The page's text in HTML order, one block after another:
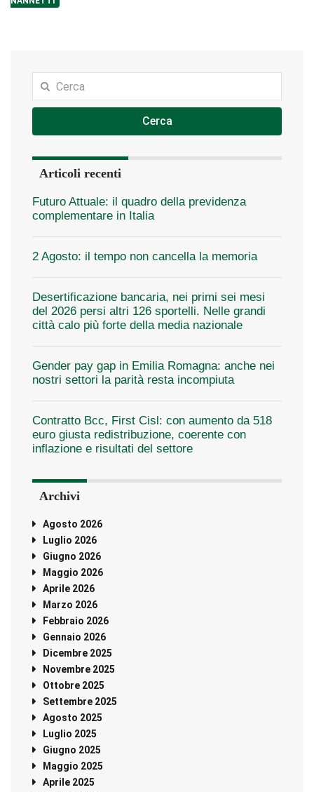
Cerca
Articoli recenti
Futuro Attuale: il quadro della previdenza
complementare in Italia
2 Agosto: il tempo non cancella la memoria
Desertificazione bancaria, nei primi sei mesi
del 2026 persi altri 126 sportelli. Nelle grandi
città calo più forte della media nazionale
Gender pay gap in Emilia Romagna: anche nei
nostri settori la parità resta incompiuta
Contratto Bcc, First Cisl: con aumento da 518
euro giusta redistribuzione, coerente con
inflazione e risultati del settore
Archivi
Agosto 2026
Luglio 2026
Giugno 2026
Maggio 2026
Aprile 2026
Marzo 2026
Febbraio 2026
Gennaio 2026
Dicembre 2025
Novembre 2025
Ottobre 2025
Settembre 2025
Agosto 2025
Luglio 2025
Giugno 2025
Maggio 2025
Aprile 2025